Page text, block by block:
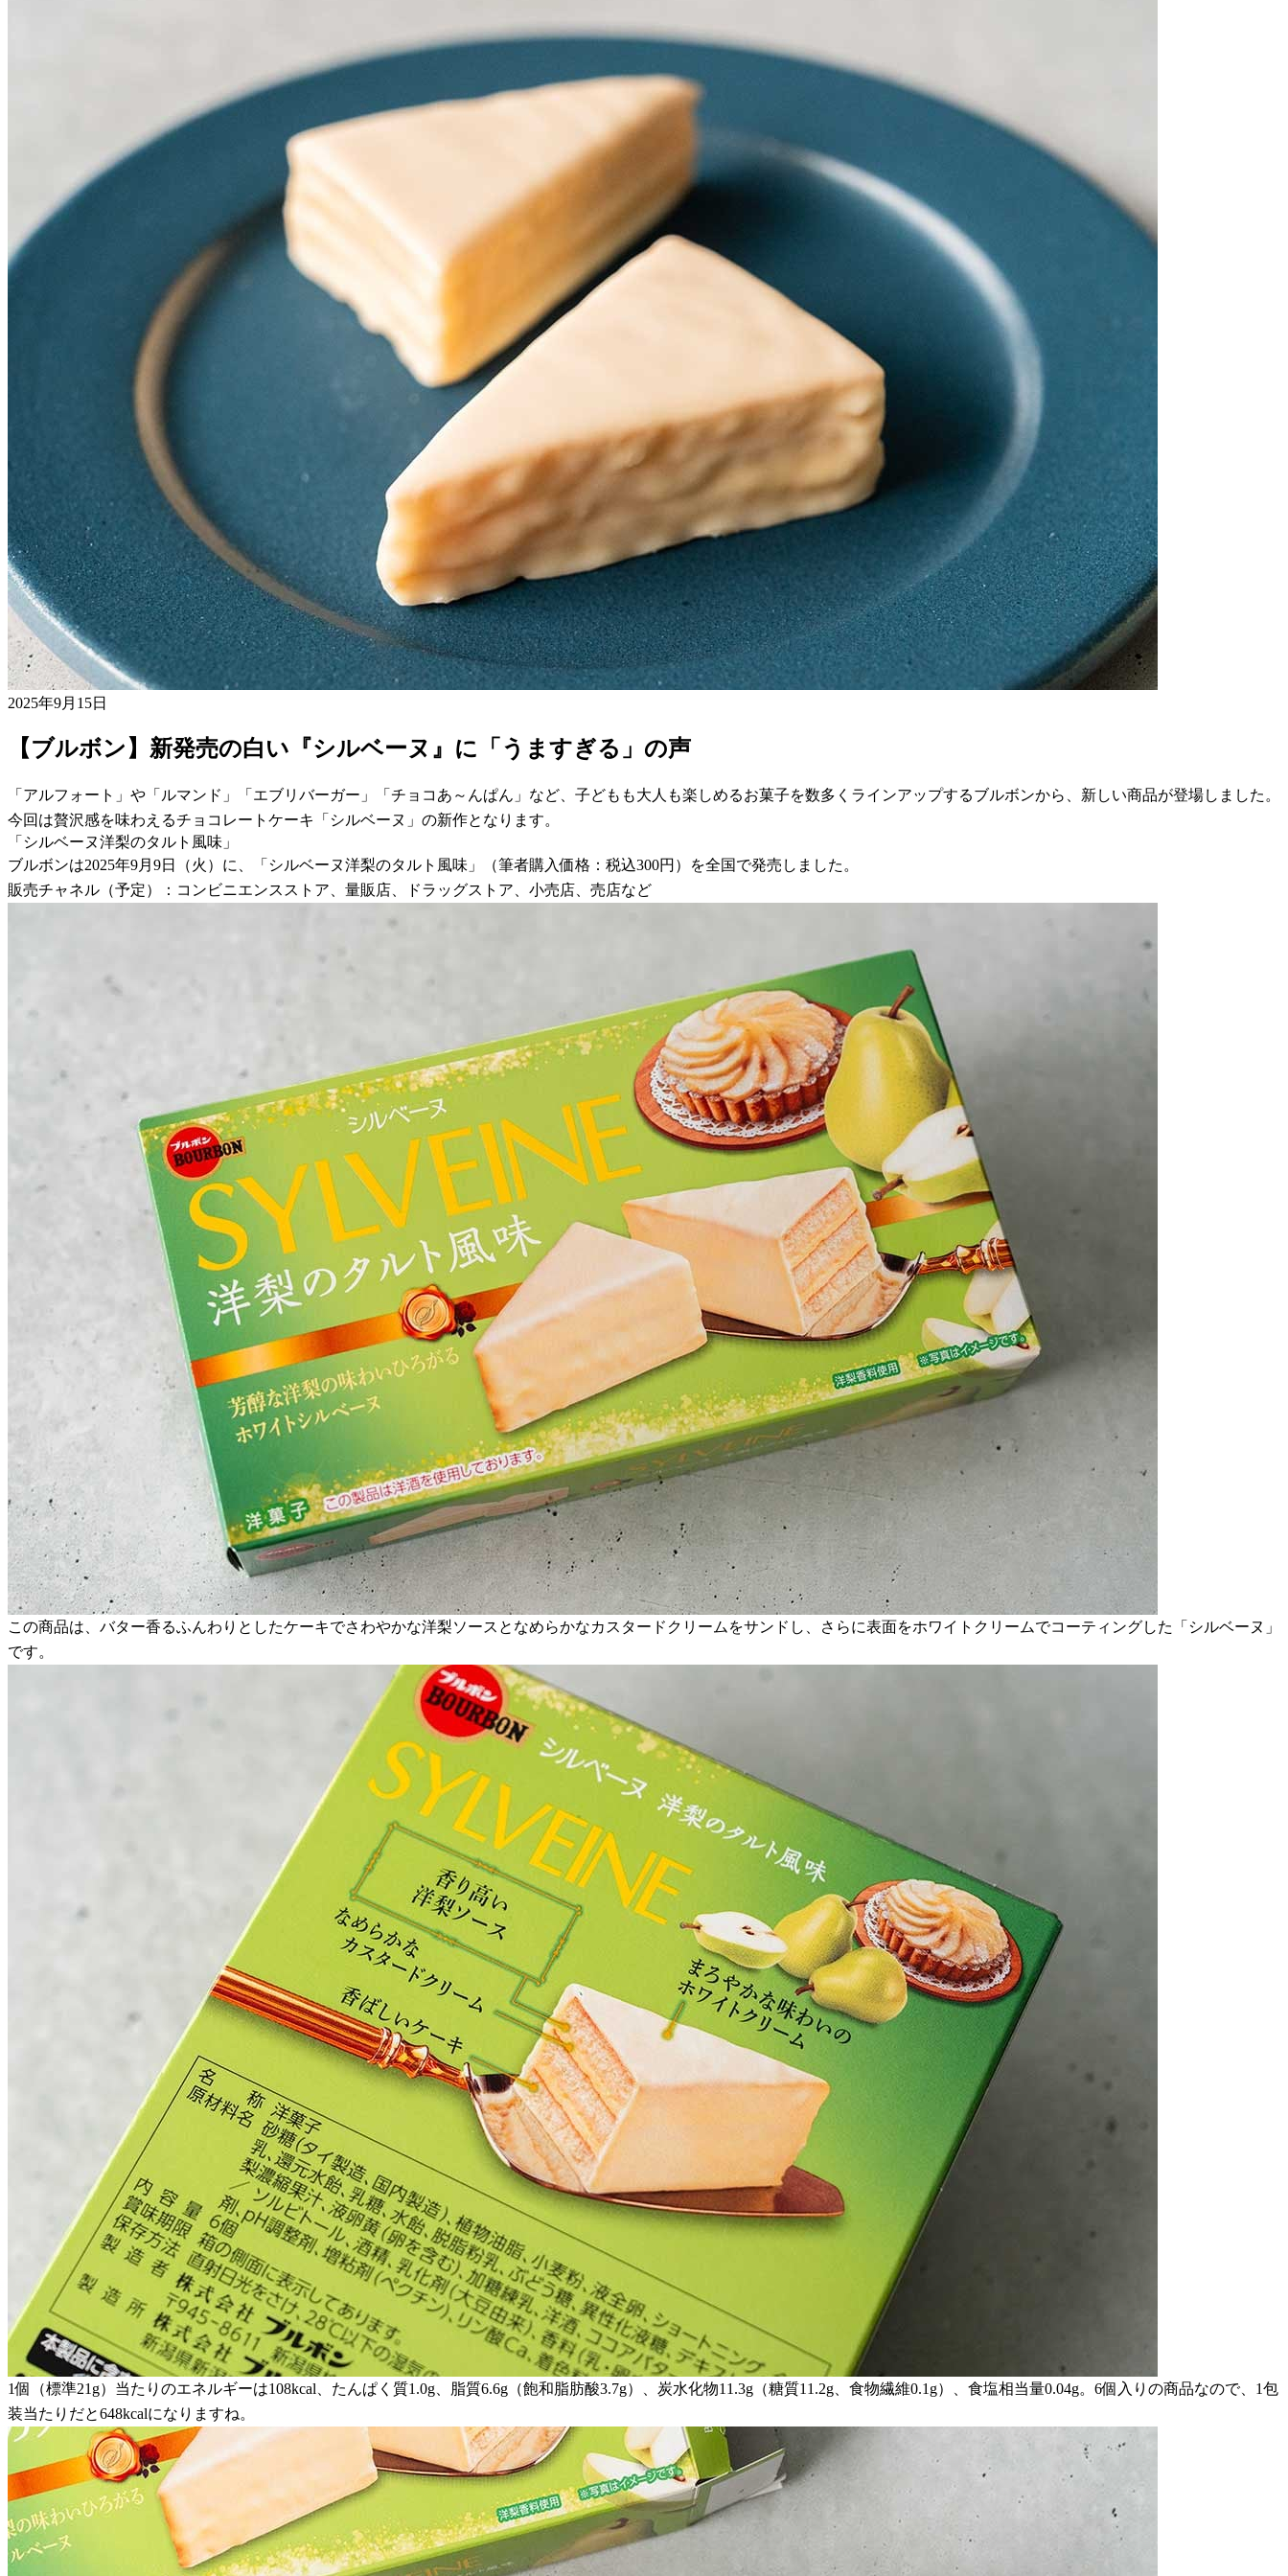
2025年9月15日
【ブルボン】新発売の白い『シルベーヌ』に「うますぎる」の声
「アルフォート」や「ルマンド」「エブリバーガー」「チョコあ～んぱん」など、子どもも大人も楽しめるお菓子を数多くラインアップするブルボンから、新しい商品が登場しました。
今回は贅沢感を味わえるチョコレートケーキ「シルベーヌ」の新作となります。
「シルベーヌ洋梨のタルト風味」
ブルボンは2025年9月9日（火）に、「シルベーヌ洋梨のタルト風味」（筆者購入価格：税込300円）を全国で発売しました。
販売チャネル（予定）：コンビニエンスストア、量販店、ドラッグストア、小売店、売店など
この商品は、バター香るふんわりとしたケーキでさわやかな洋梨ソースとなめらかなカスタードクリームをサンドし、さらに表面をホワイトクリームでコーティングした「シルベーヌ」
です。
1個（標準21g）当たりのエネルギーは108kcal、たんぱく質1.0g、脂質6.6g（飽和脂肪酸3.7g）、炭水化物11.3g（糖質11.2g、食物繊維0.1g）、食塩相当量0.04g。6個入りの商品なので、1包
装当たりだと648kcalになりますね。